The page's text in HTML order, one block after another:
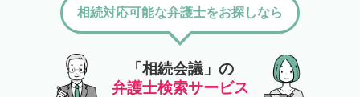
「相続会議」の
弁護士検索サービス
相続対応可能な弁護士をお探しなら